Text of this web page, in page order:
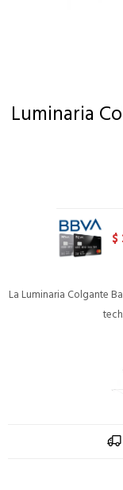
Luminaria
$
La Luminaria Colgante